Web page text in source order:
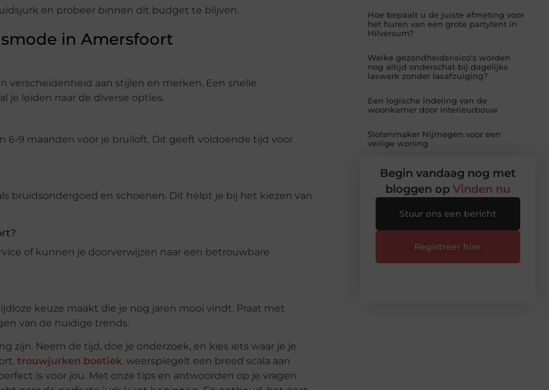
en probeer binnen dit budget te blijven.
in Amersfoort
aan stijlen en merken. Een snelle
je leiden naar de diverse opties.
9 maanden vóór je bruiloft. Dit geeft voldoende tijd voor
bruidsondergoed en schoenen. Dit helpt je bij het kiezen van
of kunnen je doorverwijzen naar een betrouwbare
keuze maakt die je nog jaren mooi vindt. Praat met
van de huidige trends.
zijn. Neem de tijd, doe je onderzoek, en kies iets waar je je
trouwjurken boetiek. weerspiegelt een breed scala aan
is voor jou. Met onze tips en antwoorden op je vragen
Hoe bepaalt u de juiste afmeting voor
het huren van een grote partytent in
Hilversum?
Welke gezondheidsrisico's worden
nog altijd onderschat bij dagelijks
laswerk zonder lasafzuiging?
Een logische indeling van de
woonkamer door interieurbouw
Slotenmaker Nijmegen voor een
veilige woning
Begin vandaag nog met
bloggen op Vinden nu
Stuur ons een bericht
Registreer hier